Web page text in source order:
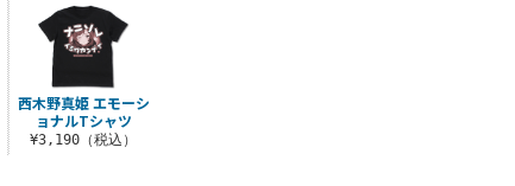
西木野真姫 エモーシ
ョナルTシャツ
¥3,190（税込）